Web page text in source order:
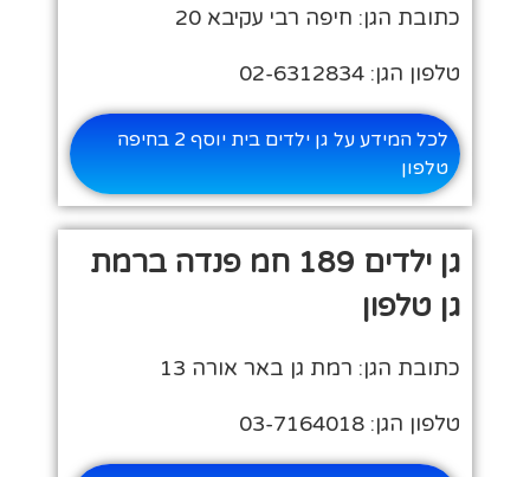
כתובת הגן: חיפה רבי עקיבא 20
טלפון הגן: 02-6312834
לכל המידע על גן ילדים בית יוסף 2 בחיפה
טלפון
גן ילדים 189 חמ פנדה ברמת
גן טלפון
כתובת הגן: רמת גן באר אורה 13
טלפון הגן: 03-7164018